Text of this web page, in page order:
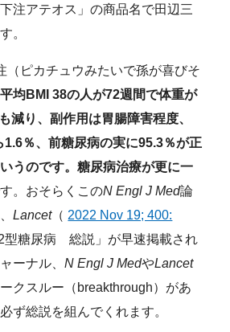
注アテオス」の商品名で田辺三
。
ピカチュウみたいで孫が喜びそ
平均BMI 38の人が72週間で体重が
減り、副作用は胃腸障害程度、
1.6％、前糖尿病の実に95.3％が正
うのです。糖尿病治療が更に一
。おそらくこのN Engl J Med論
Lancet（ 2022 Nov 19; 400:
型糖尿病 総説」が早速掲載され
ーナル、N Engl J MedやLancet
クスルー（breakthrough）があ
ず総説を組んでくれます。